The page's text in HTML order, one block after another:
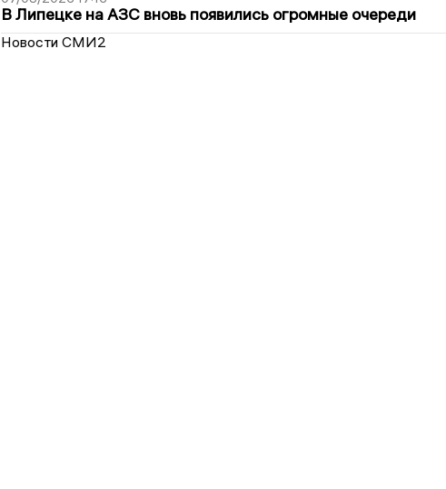
В Липецке на АЗС вновь появились огромные очереди
Новости СМИ2